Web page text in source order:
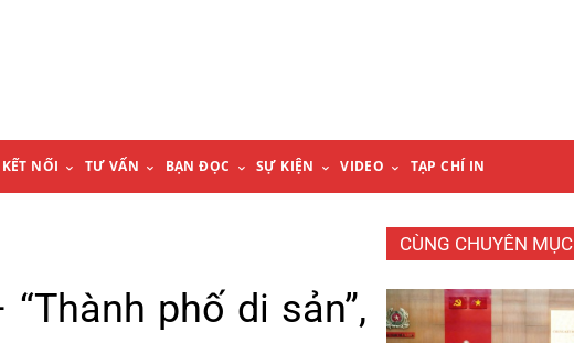
KẾT NỐI TƯ VẤN BẠN ĐỌC SỰ KIỆN VIDEO TẠP CHÍ IN
phố di sản”,
CÙNG CHUYÊN MỤC